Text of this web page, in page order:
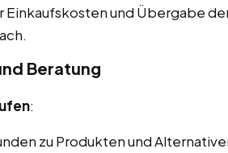
Einkaufskosten und Übergabe
Beratung
:
zu Produkten und